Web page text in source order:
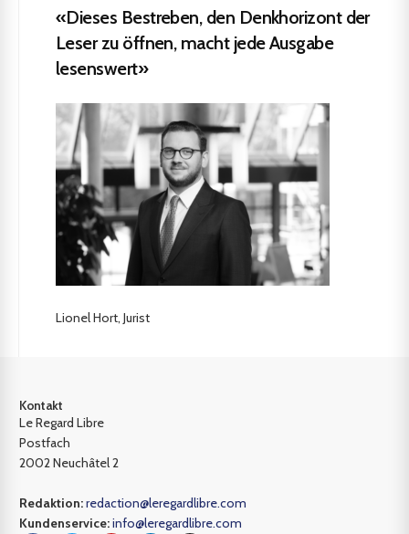
«Dieses Bestreben, den Denkhorizont der
Leser zu öffnen, macht jede Ausgabe
lesenswert»
Lionel Hort, Jurist
Kontakt
Le Regard Libre
Postfach
2002 Neuchâtel 2
Redaktion:redaction@leregardlibre.com
Kundenservice:info@leregardlibre.com